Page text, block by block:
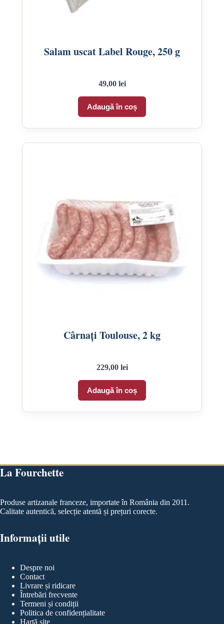
Salam uscat Label Rouge, 250 g
49,00 lei
Adaugă în coș
Cârnați Toulouse, 2 kg
229,00 lei
Adaugă în coș
La Fourchette
Produse artizanale franceze, importate în România din 2011.
Calitate autentică, selecție atentă și prețuri corecte.
Informații utile
Despre noi
Contact
Livrare și ridicare
Întrebări frecvente
Termeni și condiții
Politica de confidențialitate
Hartă site